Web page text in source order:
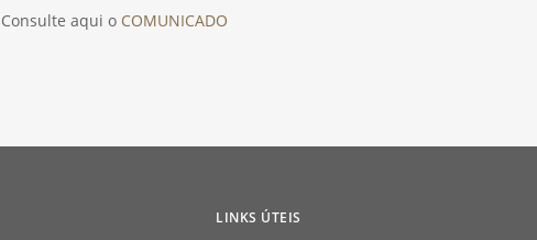
Consulte aqui o COMUNICADO
LINKS ÚTEIS